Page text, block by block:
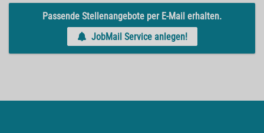
Passende Stellenangebote per E-Mail erhalten.
JobMail Service anlegen!